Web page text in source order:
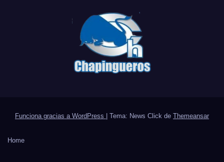
Funciona gracias a WordPress Tema: News Click de Themeansar
Home